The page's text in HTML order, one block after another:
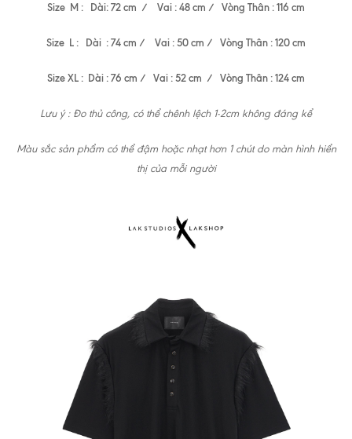
Size M : Dài: 72 cm / Vai : 48 cm / Vòng Thân : 116 cm
Size L : Dài : 74 cm / Vai : 50 cm / Vòng Thân : 120 cm
Size XL : Dài : 76 cm / Vai : 52 cm / Vòng Thân : 124 cm
Lưu ý : Đo thủ công, có thể chênh lệch 1-2cm không đáng kể
Màu sắc sản phẩm có thể đậm hoặc nhạt hơn 1 chút do màn hình hiển
thị của mỗi người